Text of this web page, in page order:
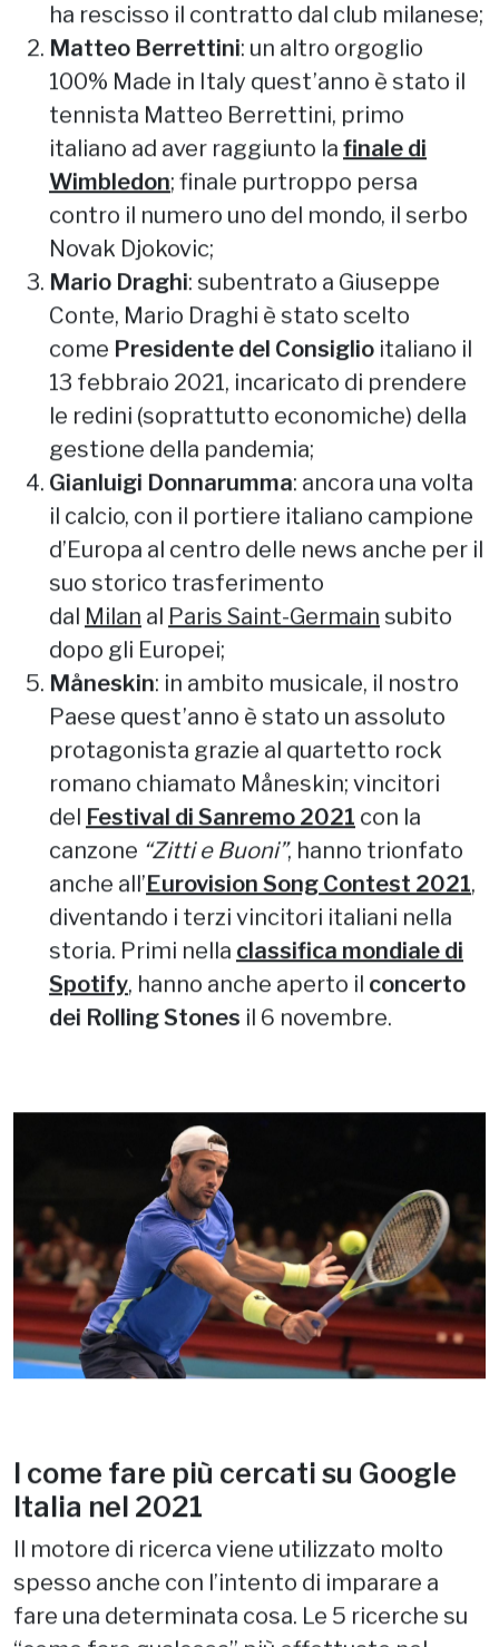
ha rescisso il contratto dal club milanese;
Matteo Berrettini: un altro orgoglio
100% Made in Italy quest’anno è stato il
tennista Matteo Berrettini, primo
italiano ad aver raggiunto la finale di
Wimbledon; finale purtroppo persa
contro il numero uno del mondo, il serbo
Novak Djokovic;
Mario Draghi: subentrato a Giuseppe
Conte, Mario Draghi è stato scelto
come Presidente del Consiglio italiano il
13 febbraio 2021, incaricato di prendere
le redini (soprattutto economiche) della
gestione della pandemia;
Gianluigi Donnarumma: ancora una volta
il calcio, con il portiere italiano campione
d’Europa al centro delle news anche per il
suo storico trasferimento
dal Milan al Paris Saint-Germain subito
dopo gli Europei;
Måneskin: in ambito musicale, il nostro
Paese quest’anno è stato un assoluto
protagonista grazie al quartetto rock
romano chiamato Måneskin; vincitori
del Festival di Sanremo 2021 con la
canzone “Zitti e Buoni” , hanno trionfato
anche all’ Eurovision Song Contest 2021,
diventando i terzi vincitori italiani nella
storia. Primi nella classifica mondiale di
Spotify, hanno anche aperto il concerto
dei Rolling Stones il 6 novembre.
I come fare più cercati su Google
Italia nel 2021
Il motore di ricerca viene utilizzato molto
spesso anche con l’intento di imparare a
fare una determinata cosa. Le 5 ricerche su